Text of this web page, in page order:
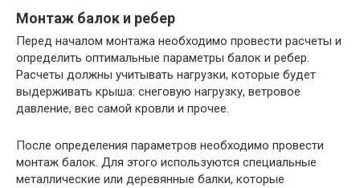
Монтаж балок и ребер
Перед началом монтажа необходимо провести расчеты и
определить оптимальные параметры балок и ребер.
Расчеты должны учитывать нагрузки, которые будет
выдерживать крыша: снеговую нагрузку, ветровое
давление, вес самой кровли и прочее.
После определения параметров необходимо провести
монтаж балок. Для этого используются специальные
металлические или деревянные балки, которые